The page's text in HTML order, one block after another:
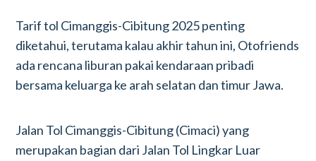
Tarif tol Cimanggis-Cibitung 2025 penting
diketahui, terutama kalau akhir tahun ini, Otofriends
ada rencana liburan pakai kendaraan pribadi
bersama keluarga ke arah selatan dan timur Jawa.
Jalan Tol Cimanggis-Cibitung (Cimaci) yang
merupakan bagian dari Jalan Tol Lingkar Luar